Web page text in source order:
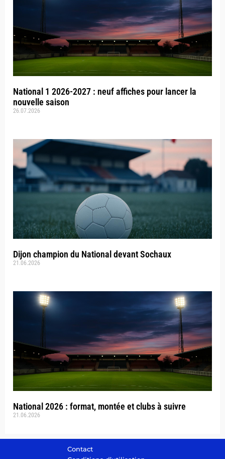
National 1 2026-2027 : neuf affiches pour lancer la
nouvelle saison
26.07.2026
Dijon champion du National devant Sochaux
21.06.2026
National 2026 : format, montée et clubs à suivre
21.06.2026
Contact